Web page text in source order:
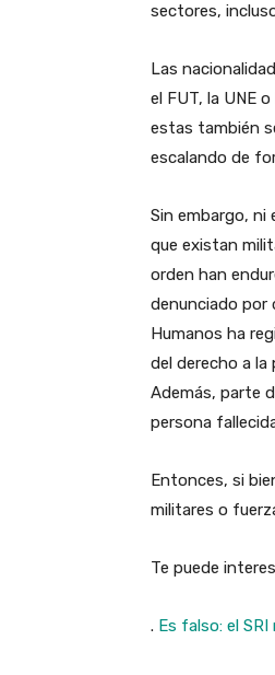
sectores,
Las
el FUT, la UNE
estas también
escalando de
Sin embargo, ni
que existan
orden han
denunciado por
Humanos ha
del derecho a
Además, parte
persona
Entonces, si
militares o
Te puede
. Es falso: el